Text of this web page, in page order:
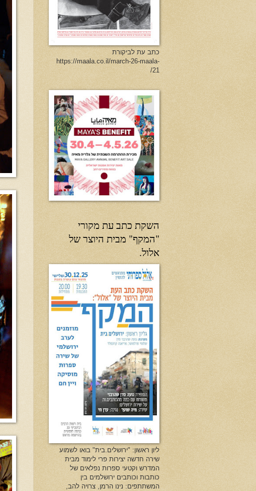
כתב עת לביקורת
https://maala.co.il/march-26-maala-
21/
השקת כתב עת מקורי
"המקף" מבית היוצר של
אלול.
ליון ראשון: "ירושלים.בית" בואו לשמוע
שירה חדשה יצירות פרי לימוד מבית
המדרש וקטעי ספרות נפלאים של
כותבות וכותבים ירושלמים בין
המשתתפים: נינו הרמן, צרויה להב,